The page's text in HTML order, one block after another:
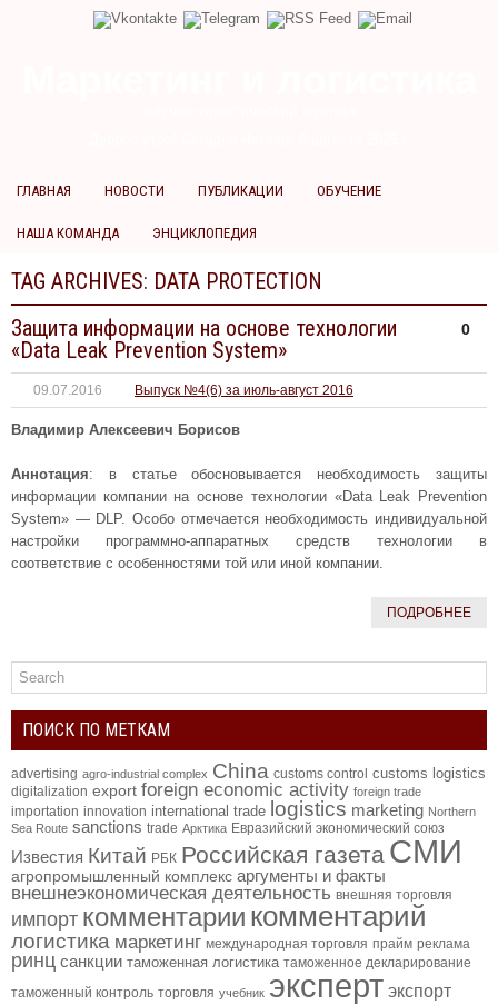
ГЛАВНАЯ НОВОСТИ ПУБЛИКАЦИИ ОБУЧЕНИЕ
НАША КОМАНДА ЭНЦИКЛОПЕДИЯ
TAG ARCHIVES: DATA PROTECTION
0
Защита информации на основе технологии
«Data Leak Prevention System»
09.07.2016 Выпуск №4(6) за июль-август 2016
Владимир Алексеевич Борисов
Аннотация: в статье обосновывается необходимость защиты
информации компании на основе технологии «Data Leak Prevention
System» — DLP. Особо отмечается необходимость индивидуальной
настройки программно-аппаратных средств технологии в
соответствие с особенностями той или иной компании.
ПОДРОБНЕЕ
ПОИСК ПО МЕТКАМ
advertising agro-industrial complex China customs control customs logistics
digitalization export foreign economic activity foreign trade
importation innovation international trade logistics marketing Northern
Sea Route sanctions trade Арктика Евразийский экономический союз
Известия Китай РБК Российская газета СМИ
агропромышленный комплекс аргументы и факты
внешнеэкономическая деятельность внешняя торговля
импорт комментарии комментарий
логистика маркетинг международная торговля прайм реклама
ринц санкции таможенная логистика таможенное декларирование
таможенный контроль торговля учебник эксперт экспорт